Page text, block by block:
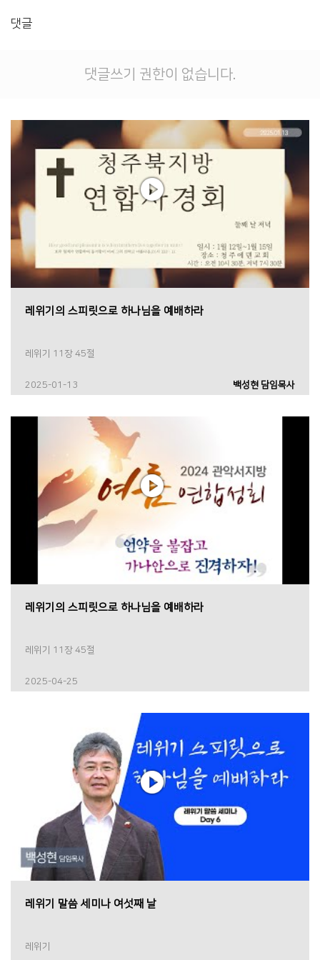
댓글
댓글쓰기 권한이 없습니다.
레위기의 스피릿으로 하나님을 예배하라
레위기 11장 45절
2025-01-13 백성현 담임목사
레위기의 스피릿으로 하나님을 예배하라
레위기 11장 45절
2025-04-25
레위기 말씀 세미나 여섯째 날
레위기